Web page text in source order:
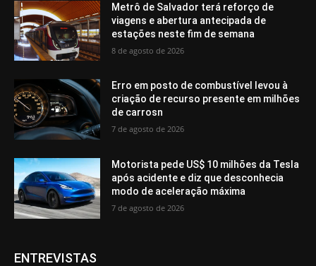
Metrô de Salvador terá reforço de
viagens e abertura antecipada de
estações neste fim de semana
8 de agosto de 2026
Erro em posto de combustível levou à
criação de recurso presente em milhões
de carrosn
7 de agosto de 2026
Motorista pede US$ 10 milhões da Tesla
após acidente e diz que desconhecia
modo de aceleração máxima
7 de agosto de 2026
ENTREVISTAS